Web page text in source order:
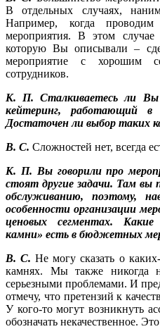
В отдельных случаях,
Например, когда проводим
мероприятия. В этом
которую Вы описывали –
мероприятие с хорошим
сотрудников.
К. П. Сталкиваетесь ли Вы
кейтеринг, работающий в
Достаточен ли выбор таких
В. С. Сложностей нет, всегда
К. П. Вы говорили про
стоят другие задачи. Там
обслуживанию, поэтому,
особенности организации
ценовых сегментах. Какие
камни» есть в бюджетных
В. С. Не могу сказать о
камнях. Мы также никогда
серьезными проблемами. И
отмечу, что претензий к
У кого-то могут возникнуть
обозначать некачественное.